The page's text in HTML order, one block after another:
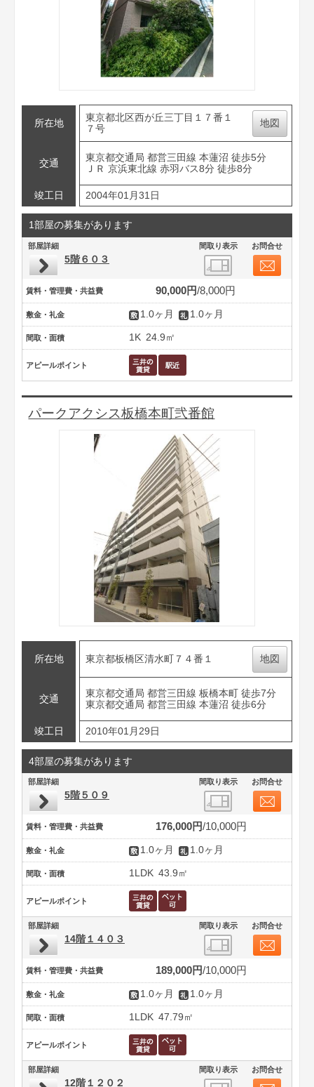
所在地
東京都北区西が丘三丁目１７番１
７号
地図
交通
東京都交通局 都営三田線 本蓮沼 徒歩5分
ＪＲ 京浜東北線 赤羽バス8分 徒歩8分
竣工日 2004年01月31日
1部屋の募集があります
部屋詳細 間取り表示 お問合せ
5階６０３
賃料・管理費・共益費 90,000円 8,000円
敷金・礼金 1.0ヶ月 1.0ヶ月
間取・面積 1K 24.9㎡
アピールポイント
パークアクシス板橋本町弐番館
所在地 東京都板橋区清水町７４番１ 地図
交通
東京都交通局 都営三田線 板橋本町 徒歩7分
東京都交通局 都営三田線 本蓮沼 徒歩6分
竣工日 2010年01月29日
4部屋の募集があります
部屋詳細 間取り表示 お問合せ
5階５０９
賃料・管理費・共益費 176,000円 10,000円
敷金・礼金 1.0ヶ月 1.0ヶ月
間取・面積 1LDK 43.9㎡
アピールポイント
部屋詳細 間取り表示 お問合せ
14階１４０３
賃料・管理費・共益費 189,000円 10,000円
敷金・礼金 1.0ヶ月 1.0ヶ月
間取・面積 1LDK 47.79㎡
アピールポイント
部屋詳細 間取り表示 お問合せ
12階１２０２